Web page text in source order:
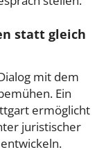
statt gleich
mit dem
Ein
ermöglicht
juristischer